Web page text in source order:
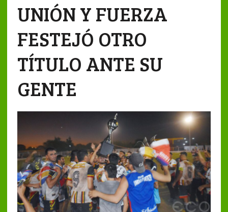
UNIÓN Y FUERZA
FESTEJÓ OTRO
TÍTULO ANTE SU
GENTE